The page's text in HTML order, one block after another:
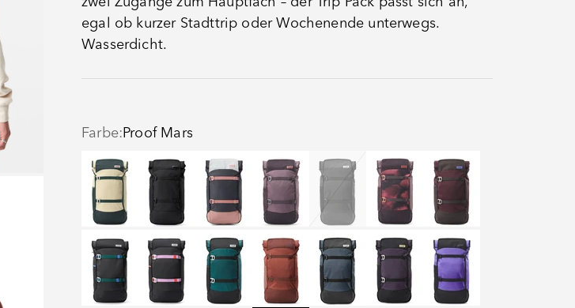
egal ob kurzer Stadttrip oder Wochenende unterwegs.
Wasserdicht.
Farbe: Proof Mars
Banana SplitBlack EclipseChilled RoseOxy PurpleProof BlackProof Bleach DyeProof Cherry Gateau
Proof Dual Dip Aqua Drift
Proof Dual Dip Aqua Drift
Proof Evergreen
Proof MarsProof PetrolProof Phantom Purple
Proof Purple